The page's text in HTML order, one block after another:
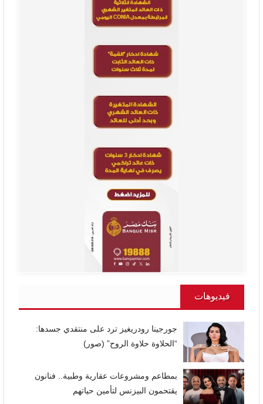
فيديوهات
جورجينا رودريغيز ترد على منتقدي جسدها:
“الحلاوة حلاوة الروح” (صور)
بمطاعم ومشروعات عقارية وطبية.. فنانون
يقتحمون البيزنس لتأمين حياتهم